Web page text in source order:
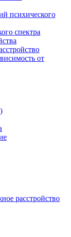
психического
спектра
от
расстройство